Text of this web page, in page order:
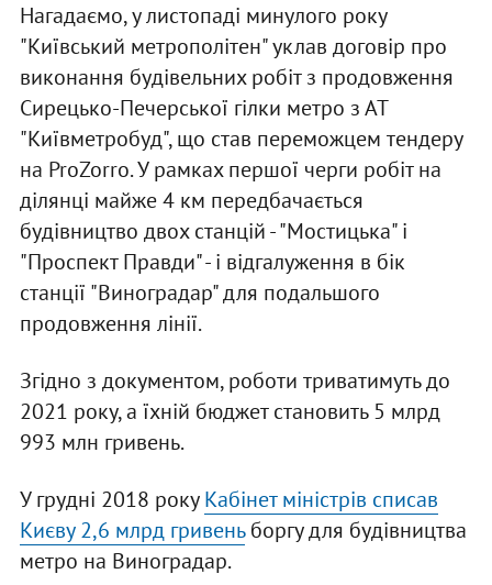
Нагадаємо, у листопаді минулого року
"Київський метрополітен" уклав договір про
виконання будівельних робіт з продовження
Сирецько-Печерської гілки метро з АТ
"Київметробуд", що став переможцем тендеру
на ProZorro. У рамках першої черги робіт на
ділянці майже 4 км передбачається
будівництво двох станцій - "Мостицька" і
"Проспект Правди" - і відгалуження в бік
станції "Виноградар" для подальшого
продовження лінії.
Згідно з документом, роботи триватимуть до
2021 року, а їхній бюджет становить 5 млрд
993 млн гривень.
У грудні 2018 рокуКабінет міністрів списав
Києву 2,6 млрд гривеньборгу для будівництва
метро на Виноградар.